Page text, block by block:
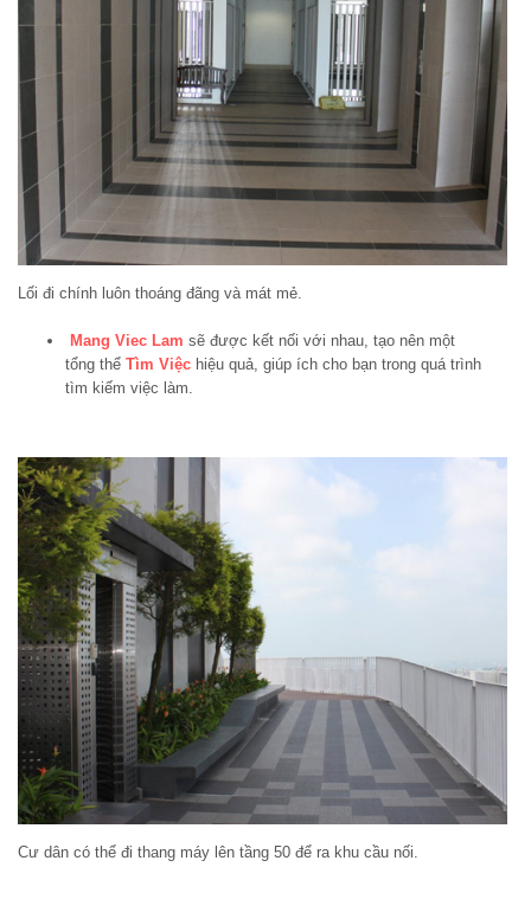
Lối đi chính luôn thoáng đãng và mát mẻ.
Mang Viec Lam sẽ được kết nối với nhau, tạo nên một
tổng thể Tìm Việc hiệu quả, giúp ích cho bạn trong quá trình
tìm kiếm việc làm.
Cư dân có thể đi thang máy lên tầng 50 để ra khu cầu nối.